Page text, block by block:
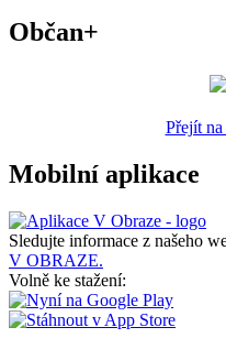
Občan+
Přejít
Mobilní aplikace
Sledujte informace z našeho
V OBRAZE.
Volně ke stažení: